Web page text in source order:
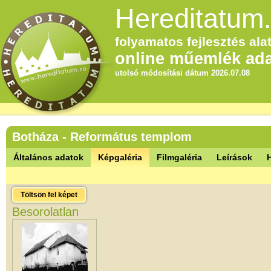
folyamatos fejlesztés
online műemlék
utolsó módosítási dátum 2026.07.08
Botháza - Református templom
Általános adatok Képgaléria Filmgaléria Leírások
Töltsön fel képet
Besorolatlan